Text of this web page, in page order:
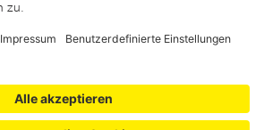
ZGONC. Alle Rechte vorbehalten.